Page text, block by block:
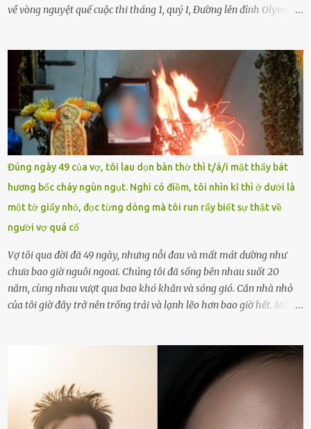
về vòng nguyệt quế cuộc thi tháng 1, quý I, Đường lên đỉnh Olympia.
chưa phù hợp, gây xôn xao, bức xúc trong dư luận. Ngay sau đó,
Trường THPT Chuyên Nguyễn Tất Thành báo cáo xác nhận tài
khoản Chu Vinh là của học sinh Chu Ngọc Quang Vinh, lớp 12 Anh
của nhà trường. Nam sinh này từng giành ngôi vô địch, mang về
vòng nguyệt quế cuộc thi tháng 1, quý I, Đường lên đỉnh Olympia
năm thứ 24. Quá trình giáo dục, học sinh Chu Ngọc Quang Vinh đã
nhận thức được nội dung bài viết của bản thân trên mạng xã hội
ngày 1.9 là chưa phù hợp nên đã chủ động gỡ bài viết và đăng bài
xin lỗi trên trang Facebook cá nhân. Chu Ngọc Quang Vinh làm việc
với cơ quan chức năng. Ảnh: Đơn vị cung...
Đúng ngày 49 của vợ, tôi lau dọn bàn thờ thì t/á/i mặt thấy bát
hương bốc cháy ngùn ngụt. Nghi có điềm, tôi nhìn kĩ thì ở dưới là
một tờ giấy nhỏ, đọc từng dòng mà tôi run rẩy biết sự thật về
người vợ quá cố
Vợ tôi qua đời đã 49 ngày, nhưng nỗi đau và mất mát dường như
chưa bao giờ nguôi ngoai. Chúng tôi đã sống bên nhau suốt 20
năm, cùng nhau vượt qua bao khó khăn và sóng gió. Căn nhà nhỏ
của tôi giờ đây trở nên trống trải và lạnh lẽo hơn bao giờ hết. Mỗi
rơi vào khoảng trống vô tận, chẳng còn muốn làm gì ngoài việc
ngồi lặng lẽ nhớ về cô ấy. Nhưng cuộc sống không cho phép tôi mãi
chìm đắm trong đau khổ. Họ hàng, bạn bè và những người thân
thiết đã đến bên, giúp tôi tổ chức tang lễ chu toàn. Và hôm nay là
ngày giỗ đầu tiên của vợ, 49 ngày sau khi cô ấy rời xa tôi mãi